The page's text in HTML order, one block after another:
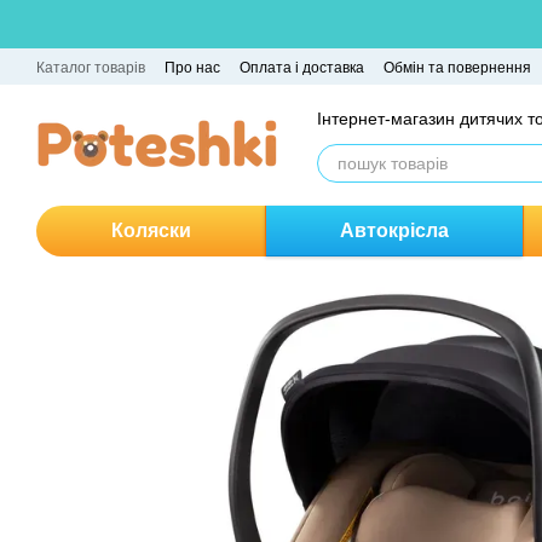
Каталог товарів Про нас Оплата і доставка Обмін та повернення
Інтернет-магазин дитячих
Коляски Автокрісла